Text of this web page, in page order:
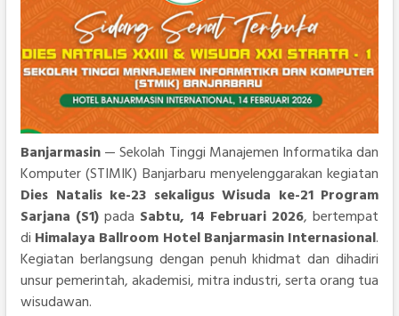
Banjarmasin— Sekolah Tinggi Manajemen Informatika dan
Komputer (STIMIK) Banjarbaru menyelenggarakan kegiatan
Dies Natalis ke-23 sekaligus Wisuda ke-21 Program
Sarjana (S1) pada Sabtu, 14 Februari 2026, bertempat
di Himalaya Ballroom Hotel Banjarmasin Internasional.
Kegiatan berlangsung dengan penuh khidmat dan dihadiri
unsur pemerintah, akademisi, mitra industri, serta orang tua
wisudawan.